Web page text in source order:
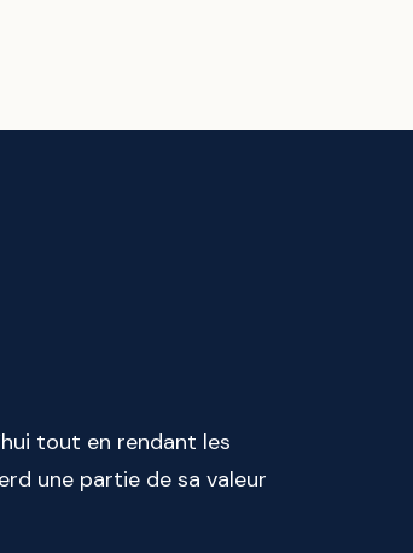
tout en rendant les
une partie de sa valeur